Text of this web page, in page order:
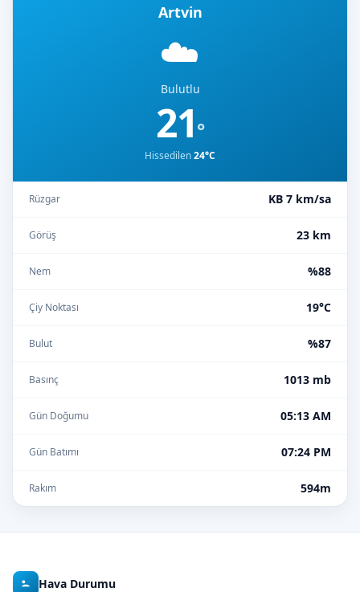
Artvin
☁️
Bulutlu
21°
Hissedilen24°C
Rüzgar KB 7 km/sa
Görüş 23 km
Nem %88
Çiy Noktası 19°C
Bulut %87
Basınç 1013 mb
Gün Doğumu 05:13 AM
Gün Batımı 07:24 PM
Rakım 594m
Hava Durumu